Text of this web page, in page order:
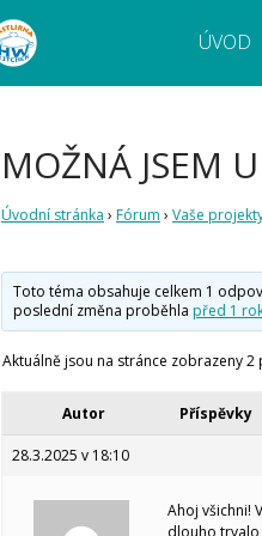
Bastlírna
Webový magazín o bastlení a
ÚVOD
MOŽNÁ JSEM
Úvodní stránka › Fórum › Vaše
Toto téma obsahuje celkem 1
poslední změna proběhla před 1
Aktuálně jsou na stránce zobrazeny 2
Autor Příspěvky
28.3.2025 v 18:10
Ahoj všichni!
dlouho